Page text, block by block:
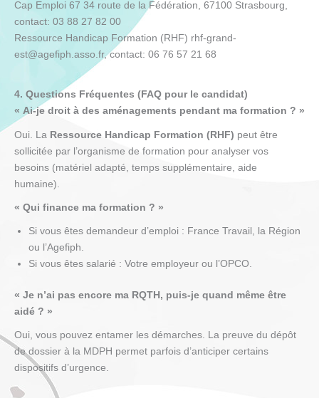
Cap Emploi 67 34 route de la Fédération, 67100 Strasbourg,
contact: 03 88 27 82 00
Ressource Handicap Formation (RHF) rhf-grand-
est@agefiph.asso.fr, contact: 06 76 57 21 68
4. Questions Fréquentes (FAQ pour le candidat)
« Ai-je droit à des aménagements pendant ma formation ? »
Oui. La Ressource Handicap Formation (RHF) peut être
sollicitée par l’organisme de formation pour analyser vos
besoins (matériel adapté, temps supplémentaire, aide
humaine).
« Qui finance ma formation ? »
Si vous êtes demandeur d’emploi : France Travail, la Région
ou l’Agefiph.
Si vous êtes salarié : Votre employeur ou l’OPCO.
« Je n’ai pas encore ma RQTH, puis-je quand même être
aidé ? »
Oui, vous pouvez entamer les démarches. La preuve du dépôt
de dossier à la MDPH permet parfois d’anticiper certains
dispositifs d’urgence.